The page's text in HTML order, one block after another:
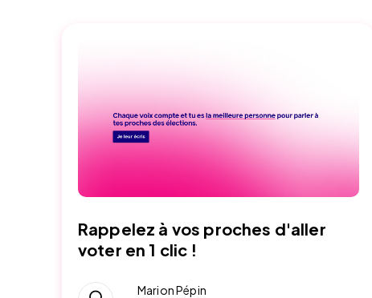
Rappelez à vos proches d'aller
voter en 1 clic !
Marion Pépin